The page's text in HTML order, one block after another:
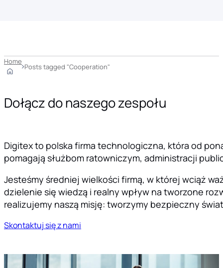
Home
Posts tagged "Cooperation"
Dołącz do naszego zespołu
Digitex to polska firma technologiczna, która od
pomagają służbom ratowniczym, administracji
Jesteśmy średniej wielkości firmą, w której wciąż
dzielenie się wiedzą i realny wpływ na tworzone
realizujemy naszą misję: tworzymy bezpieczny
Skontaktuj się z nami